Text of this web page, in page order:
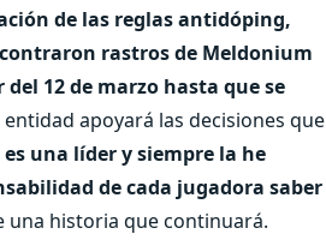
de las reglas antidóping,
rastros de Meldonium
12 de marzo hasta que se
apoyará las decisiones que
una líder y siempre la he
de cada jugadora saber
una historia que continuará.